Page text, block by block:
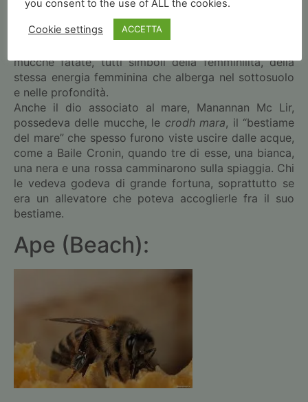
rapida incursione nell’Aldilà, riportarono nel mondo
materiale il magico calderone di abbondanza, la
mucche fatate, tutti simboli della femminilità, della
stessa energia femminina che alberga nel sottosuolo
e nelle profondità.
Anche il dio associato al mare, Manannan Mc Lir,
possedeva delle mucche, le crodh mara, il “bestiame
del mare” che spesso furono viste uscire dalle acque,
come a Baile Cronin, quando tre di esse, una bianca,
una nera e una rossa camminarono sulla spiaggia. Chi
le vedeva godeva di grande fortuna, soprattutto se
era un allevatore che poteva accoglierle fra il suo
bestiame.
Ape (Beach):
you consent to the use of ALL the cookies.
Cookie settings ACCETTA